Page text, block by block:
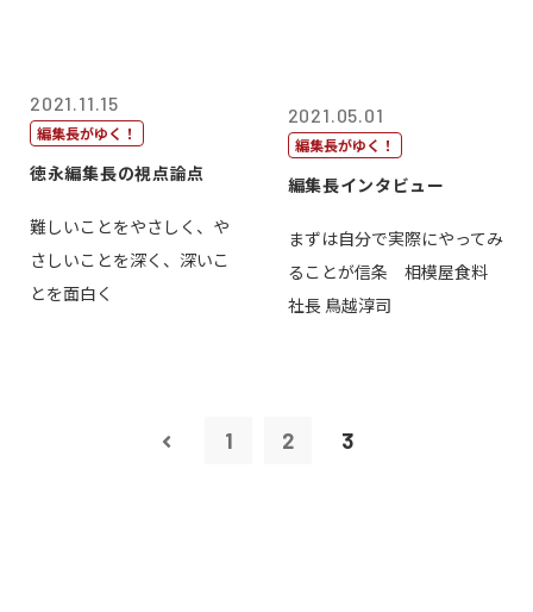
2021.11.15
編集長がゆく！
徳永編集長の視点論点
難しいことをやさしく、や
さしいことを深く、深いこ
とを面白く
2021.05.01
編集長がゆく！
編集長インタビュー
まずは自分で実際にやってみ
ることが信条 相模屋食料
社長 鳥越淳司
1 2 3